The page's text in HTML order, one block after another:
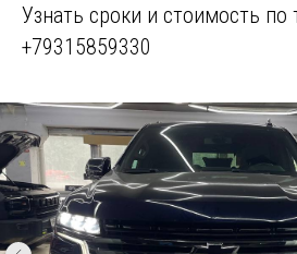
Узнать сроки и стоимость по
+79315859330